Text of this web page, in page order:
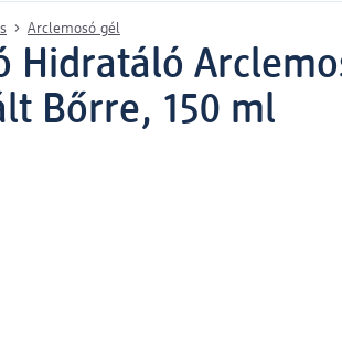
Arclemosó gél
Hidratáló
Bőrre, 150 ml